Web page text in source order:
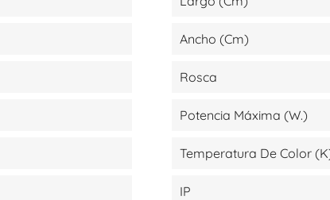
Ancho (cm)
Rosca
Potencia Máxima (W.)
Temperatura De Color
IP